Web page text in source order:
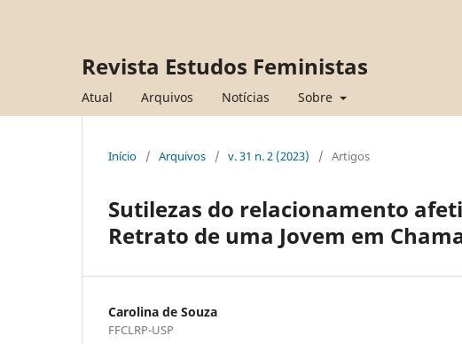
Revista Estudos Feministas
Atual Arquivos Notícias Sobre
Início / Arquivos / v. 31 n. 2 (2023) / Artigos
Sutilezas do relacionamento
Retrato de uma Jovem em
Carolina de Souza
FFCLRP-USP